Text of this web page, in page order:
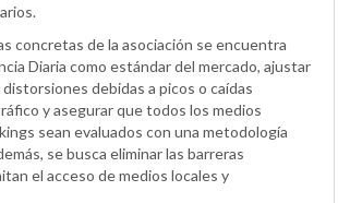
concretas de la asociación se encuentra
Diaria como estándar del mercado, ajustar
debidas a picos o caídas
y asegurar que todos los medios
sean evaluados con una metodología
se busca eliminar las barreras
el acceso de medios locales y